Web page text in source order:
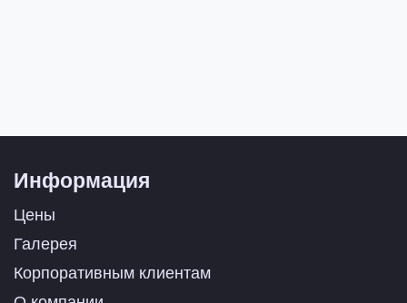
Информация
Цены
Галерея
Корпоративным клиентам